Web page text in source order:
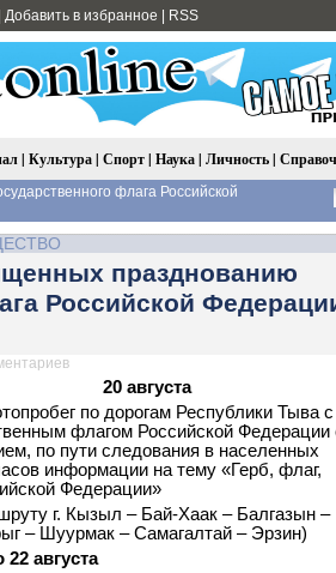
Добавить в избранное RSS
| Культура| Спорт| Наука| Личность|
флага Российской
празднованию
Российской
20 августа
по дорогам Республики Тыва с
флагом Российской Федерации
по пути следования в населенных
информации на тему «Герб, флаг,
Федерации»
г. Кызыл – Бай-Хаак – Балгазын –
– Шуурмак – Самагалтай – Эрзин)
22 августа